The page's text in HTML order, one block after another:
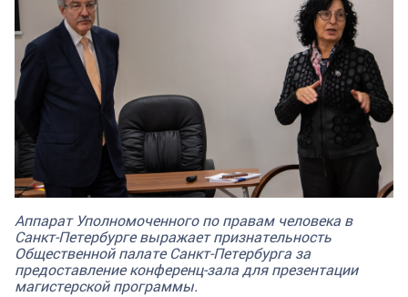
Аппарат Уполномоченного по правам человека в
Санкт-Петербурге выражает признательность
Общественной палате Санкт-Петербурга за
предоставление конференц-зала для презентации
магистерской программы.